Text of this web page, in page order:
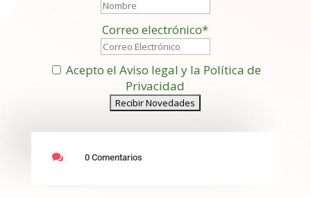
Correo electrónico*
Acepto el Aviso legal y la Política de
Privacidad
 0 Comentarios